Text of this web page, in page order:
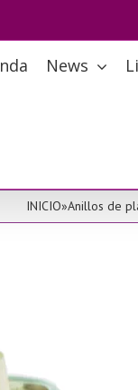
News
INICIO»Anillos de